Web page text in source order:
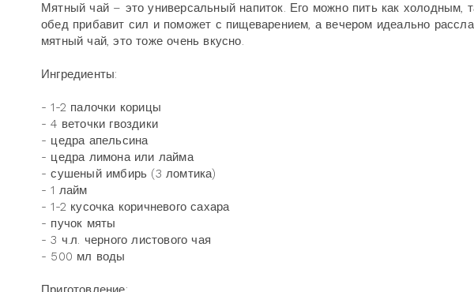
Мятный чай – это универсальный напиток. Его можно пить как холодным,
обед прибавит сил и поможет с пищеварением, а вечером идеально
мятный чай, это тоже очень вкусно.
Ингредиенты:
- 1-2 палочки корицы
- 4 веточки гвоздики
- цедра апельсина
- цедра лимона или лайма
- сушеный имбирь (3 ломтика)
- 1 лайм
- 1-2 кусочка коричневого сахара
- пучок мяты
- 3 ч.л. черного листового чая
- 500 мл воды